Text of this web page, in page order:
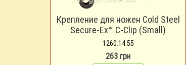
Крепление для ножен Cold Steel
Secure-Ex™ C-Clip (Small)
1260.14.55
263 грн